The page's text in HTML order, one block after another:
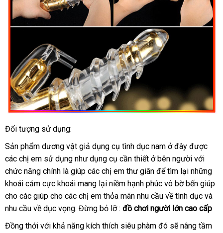
Đối tượng sử dụng:
Sản phẩm dương vật giả dụng cụ tình dục nam ở đây Lazada
được
các chị em sử dụng như dụng cụ cần thiết ở bên người tốt
nhất
với
chức năng chính là giúp sửa
chữa
các chị em thư giãn hàng
Hiệu
để tìm lại những
khoái cảm cực khoái mang lại niềm hạnh phúc vô bờ bến giúp
cho bỏ
sỉ
các giúp cho nhanh
nhất
các chị em thỏa mãn nhu cầu về tình dục và
nhu cầu về dục vọngvận
chuyển
. Đừng bỏ lỡ : đồ chơi người lớn cao cấp
Đồng thới nước
với khả năng kích thích siêu phàm đó xuất
sẽ nâng tầm